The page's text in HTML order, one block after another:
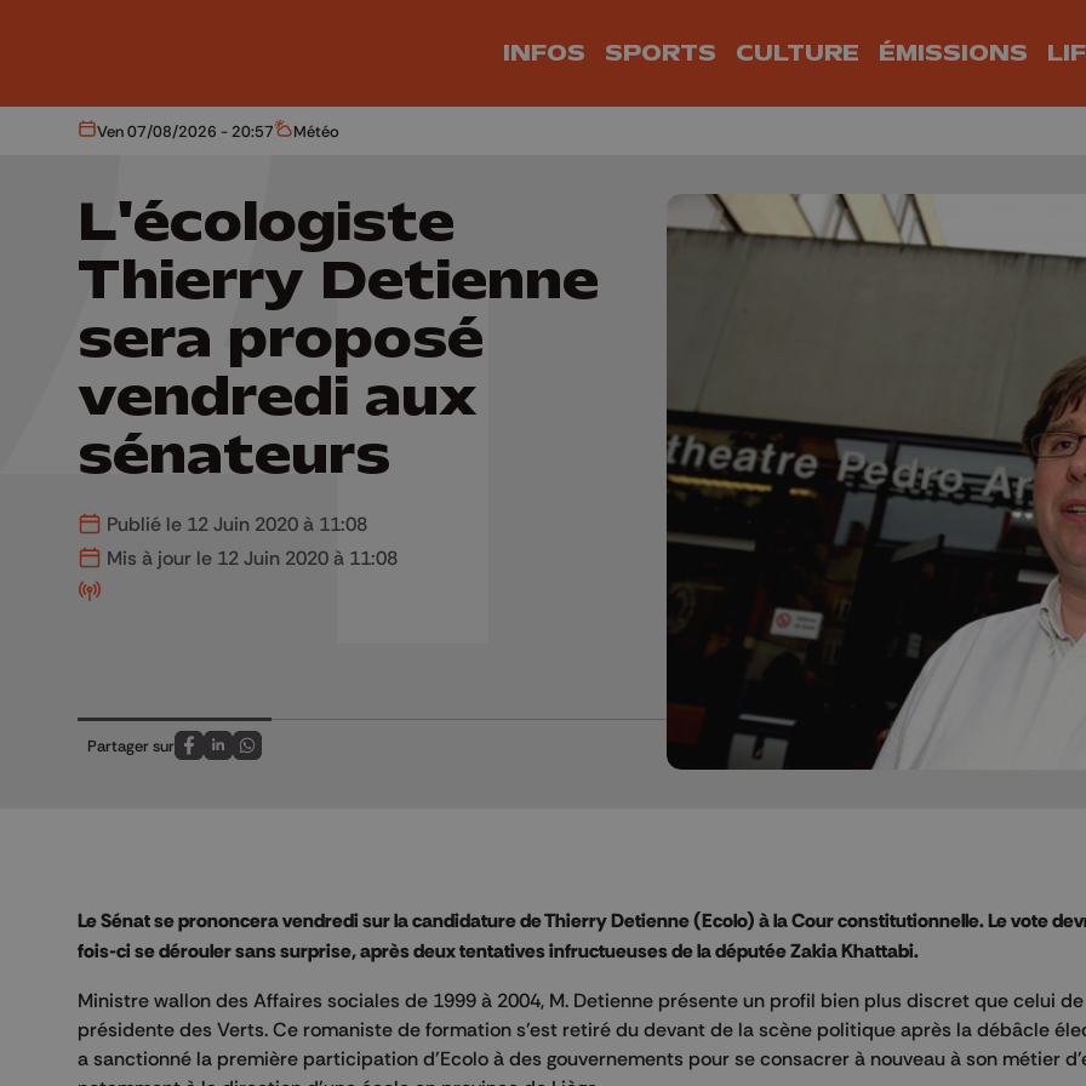
INFOS SPORTS CULTURE ÉMISSIONS
Aujourd'hui
Ven 07/08/2026 - 20:57 Météo
Météo
L'écologiste
Thierry Detienne
sera proposé
vendredi aux
sénateurs
Publié le 12 Juin 2020 à 11:08
Mis à jour le 12 Juin 2020 à 11:08
Partager sur
Partagez sur FaceBook
Partagez sur LinkedIn
Partagez sur Whatsapp
Le Sénat se prononcera vendredi sur la candidature de Thierry Detienne (Ecolo) à la Cour constitutionnelle. Le vote
fois-ci se dérouler sans surprise, après deux tentatives infructueuses de la députée Zakia Khattabi.
Ministre wallon des Affaires sociales de 1999 à 2004, M. Detienne présente un profil bien plus discret que celui
présidente des Verts. Ce romaniste de formation s'est retiré du devant de la scène politique après la débâcle
a sanctionné la première participation d'Ecolo à des gouvernements pour se consacrer à nouveau à son métier